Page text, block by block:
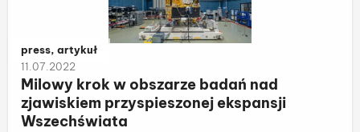
Należy do kategorii:
press, artykuł
11.07.2022
Milowy krok w obszarze badań nad
zjawiskiem przyspieszonej ekspansji
Wszechświata